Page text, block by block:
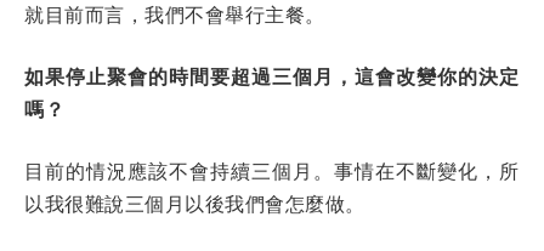
就目前而言，我們不會舉行主餐。
如果停止聚會的時間要超過三個月，這會改變你的決定
嗎？
目前的情況應該不會持續三個月。事情在不斷變化，所
以我很難說三個月以後我們會怎麼做。